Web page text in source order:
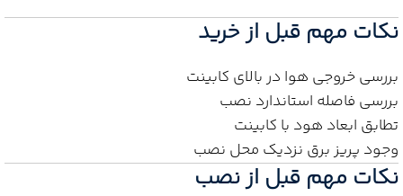
نکات مهم قبل از خرید
بررسی خروجی هوا در بالای کابینت
بررسی فاصله استاندارد نصب
تطابق ابعاد هود با کابینت
وجود پریز برق نزدیک محل نصب
نکات مهم قبل از نصب